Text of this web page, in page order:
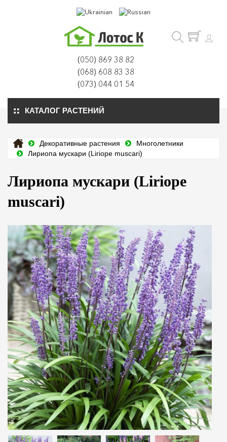
(050) 869 38 82
(068) 608 83 38
(073) 044 01 54
КАТАЛОГ РАСТЕНИЙ
Декоративные растения
Многолетники
Лириопа мускари (Liriope muscari)
Лириопа мускари (Liriope
muscari)